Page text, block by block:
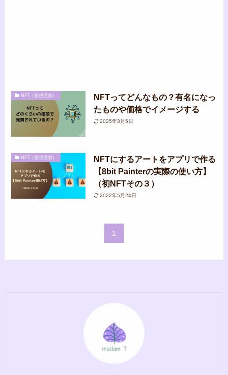
NFT（仮想通貨）
NFTってどんなもの？有名になっ
たものや価格でイメージする
2025年3月5日
NFT（仮想通貨）
NFTにするアートをアプリで作る
【8bit Painterの実際の使い方】
（初NFTその３）
2022年5月24日
1